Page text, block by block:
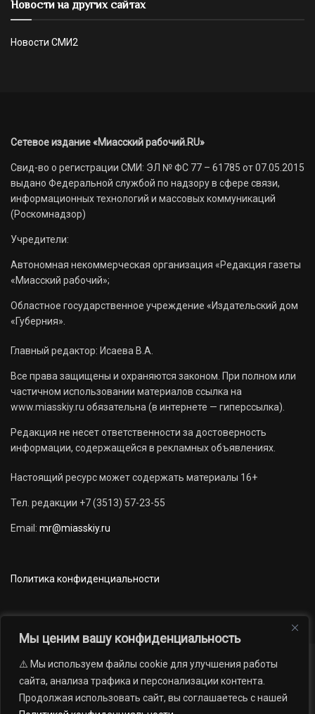
Мы ценим вашу конфиденциальность
⚠️ Мы используем файлы cookie для улучшения работы
сайта, анализа трафика и персонализации контента.
Продолжая использовать сайт, вы соглашаетесь с нашей
Новости на других сайтах
Новости СМИ2
Сетевое издание «Миасский рабочий.RU»
Свид-во о регистрации СМИ: ЭЛ № ФС 77 – 61785 от 07.05.2015
выдано Федеральной службой по надзору в сфере связи,
информационных технологий и массовых коммуникаций
(Роскомнадзор)
Учредители:
Автономная некоммерческая организация «Редакция газеты
«Миасский рабочий»;
Областное государственное учреждение «Издательский дом
«Губерния».
Главный редактор: Исаева В.А.
Все права защищены и охраняются законом. При полном или
частичном использовании материалов ссылка на
www.miasskiy.ru обязательна (в интернете — гиперссылка).
Редакция не несет ответственности за достоверность
информации, содержащейся в рекламных объявлениях.
Настоящий ресурс может содержать материалы 16+
Тел. редакции +7 (3513) 57-23-55
Email: mr@miasskiy.ru
Политика конфиденциальности
Новости Наши проекты
Официально
АРХИВ
16+